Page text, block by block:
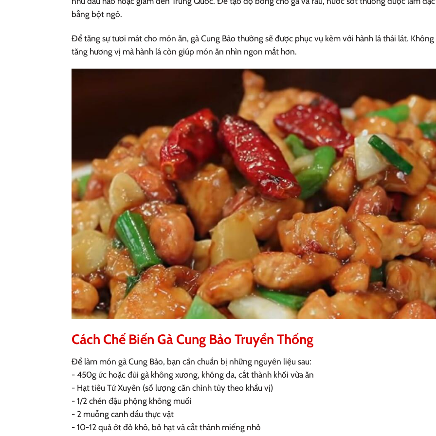
bằng bột ngô.
Để tăng sự tươi mát cho món ăn, gà Cung Bảo thường sẽ được phục vụ kèm với hành lá thái lát. Không
tăng hương vị mà hành lá còn giúp món ăn nhìn ngon mắt hơn.
Cách Chế Biến Gà Cung Bảo Truyền Thống
Để làm món gà Cung Bảo, bạn cần chuẩn bị những nguyên liệu sau:
- 450g ức hoặc đùi gà không xương, không da, cắt thành khối vừa ăn
- Hạt tiêu Tứ Xuyên (số lượng căn chỉnh tùy theo khẩu vị)
- 1/2 chén đậu phộng không muối
- 2 muỗng canh dầu thực vật
- 10-12 quả ớt đỏ khô, bỏ hạt và cắt thành miếng nhỏ